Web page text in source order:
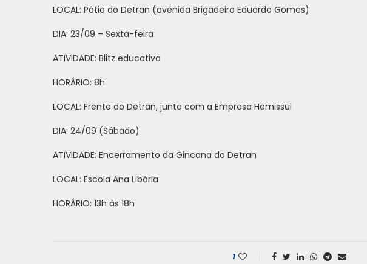
LOCAL: Pátio do Detran (avenida Brigadeiro Eduardo Gomes)
DIA: 23/09 – Sexta-feira
ATIVIDADE: Blitz educativa
HORÁRIO: 8h
LOCAL: Frente do Detran, junto com a Empresa Hemissul
DIA: 24/09 (Sábado)
ATIVIDADE: Encerramento da Gincana do Detran
LOCAL: Escola Ana Libória
HORÁRIO: 13h às 18h
1